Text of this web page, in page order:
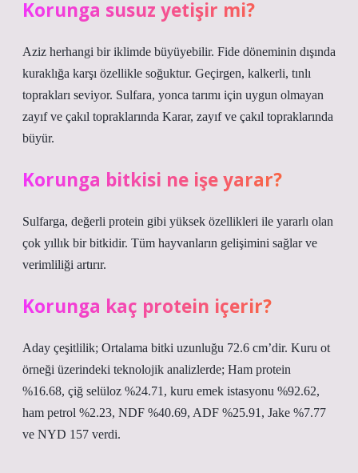
Korunga susuz yetişir mi?
Aziz herhangi bir iklimde büyüyebilir. Fide döneminin dışında
kuraklığa karşı özellikle soğuktur. Geçirgen, kalkerli, tınlı
toprakları seviyor. Sulfara, yonca tarımı için uygun olmayan
zayıf ve çakıl topraklarında Karar, zayıf ve çakıl topraklarında
büyür.
Korunga bitkisi ne işe yarar?
Sulfarga, değerli protein gibi yüksek özellikleri ile yararlı olan
çok yıllık bir bitkidir. Tüm hayvanların gelişimini sağlar ve
verimliliği artırır.
Korunga kaç protein içerir?
Aday çeşitlilik; Ortalama bitki uzunluğu 72.6 cm’dir. Kuru ot
örneği üzerindeki teknolojik analizlerde; Ham protein
%16.68, çiğ selüloz %24.71, kuru emek istasyonu %92.62,
ham petrol %2.23, NDF %40.69, ADF %25.91, Jake %7.77
ve NYD 157 verdi.